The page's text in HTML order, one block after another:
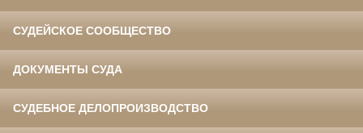
СУДЕЙСКОЕ СООБЩЕСТВО
ДОКУМЕНТЫ СУДА
СУДЕБНОЕ ДЕЛОПРОИЗВОДСТВО